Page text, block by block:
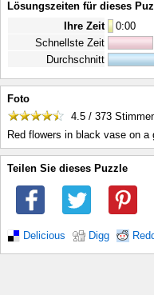
Lösungszeiten für dieses
Ihre Zeit
0:00
Schnellste Zeit
Durchschnitt
Foto
4.5 / 373
Red flowers in black vase on a
Teilen Sie dieses Puzzle
Delicious Digg